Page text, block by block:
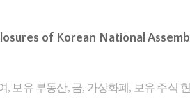
of Korean National
보유 부동산, 금, 가상화폐, 보유 주식